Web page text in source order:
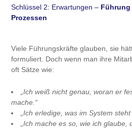
Schlüssel 2: Erwartungen –
Prozessen
Viele Führungskräfte glauben, sie
formuliert. Doch wenn man ihre
oft Sätze wie:
„Ich weiß nicht genau, woran er
mache.“
„Ich erledige, was im System
„Ich mache es so, wie ich glaube,